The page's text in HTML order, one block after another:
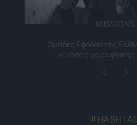
MISSIONS
Ομάδες Εφόδου της
κινήσεις